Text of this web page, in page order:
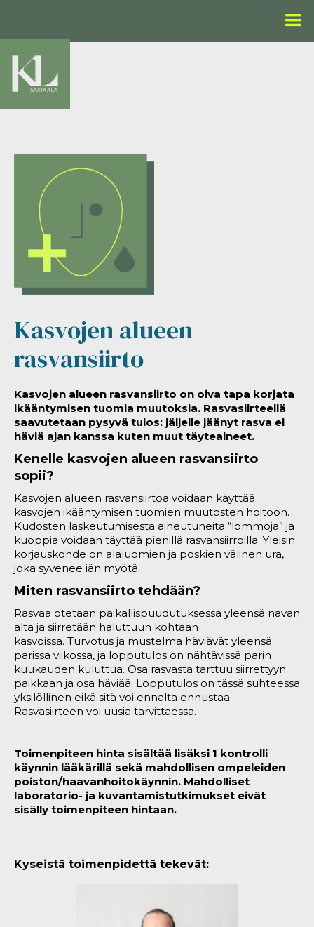
Kasvojen alueen
rasvansiirto
Kasvojen alueen rasvansiirto on oiva tapa korjata
ikääntymisen tuomia muutoksia. Rasvasiirteellä
saavutetaan pysyvä tulos: jäljelle jäänyt rasva ei
häviä ajan kanssa kuten muut täyteaineet.
Kenelle kasvojen alueen rasvansiirto
sopii?
Kasvojen alueen rasvansiirtoa voidaan käyttää
kasvojen ikääntymisen tuomien muutosten hoitoon.
Kudosten laskeutumisesta aiheutuneita “lommoja” ja
kuoppia voidaan täyttää pienillä rasvansiirroilla. Yleisin
korjauskohde on alaluomien ja poskien välinen ura,
joka syvenee iän myötä.
Miten rasvansiirto tehdään?
Rasvaa otetaan paikallispuudutuksessa yleensä navan
alta ja siirretään haluttuun kohtaan
kasvoissa. Turvotus ja mustelma häviävät yleensä
parissa viikossa, ja lopputulos on nähtävissä parin
kuukauden kuluttua. Osa rasvasta tarttuu siirrettyyn
paikkaan ja osa häviää. Lopputulos on tässä suhteessa
yksilöllinen eikä sitä voi ennalta ennustaa.
Rasvasiirteen voi uusia tarvittaessa.
Toimenpiteen hinta sisältää lisäksi 1 kontrolli
käynnin lääkärillä sekä mahdollisen ompeleiden
poiston/haavanhoitokäynnin. Mahdolliset
laboratorio- ja kuvantamistutkimukset eivät
sisälly toimenpiteen hintaan.
Kyseistä toimenpidettä tekevät: